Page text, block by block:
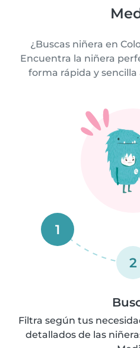
¿Buscas niñera en
Encuentra la niñera
forma rápida y sencilla
1
2
Filtra según tus
detallados de las